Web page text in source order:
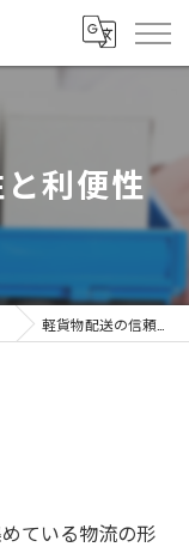
利便性
軽貨物配送の信頼性と利便性
ている物流の形